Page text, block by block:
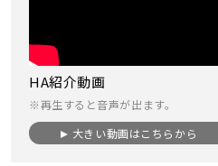
HA紹介動画
※再生すると音声が出ます。
大きい動画はこちらから